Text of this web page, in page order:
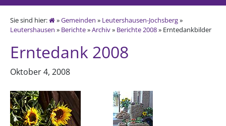
Sie sind hier: »Gemeinden » Leutershausen-Jochsberg»
Leutershausen » Berichte»Archiv» Berichte 2008» Erntedankbilder
Erntedank 2008
Oktober 4, 2008